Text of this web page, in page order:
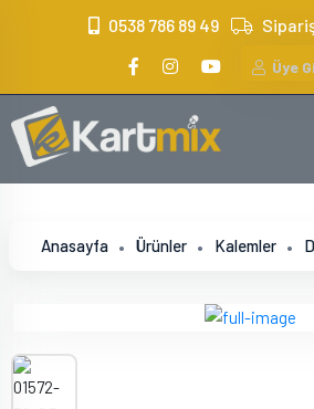
0538 786 89 49
Üye
Anasayfa Ürünler Kalemler